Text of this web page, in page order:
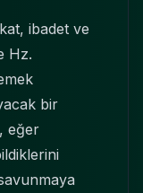
ibadet ve
Hz.
bir
eğer